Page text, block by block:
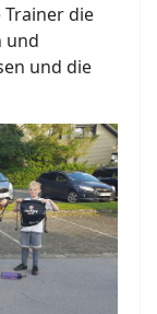
die
und
und die